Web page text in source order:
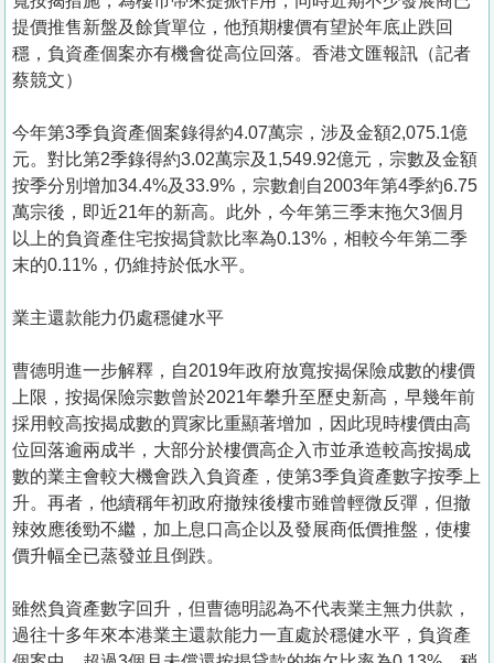
關
於
我
們
提價推售新盤及餘貨單位，他預期樓價有望於年底止跌回
穩，負資產個案亦有機會從高位回落。香港文匯報訊（記者
蔡競文）
今年第3季負資產個案錄得約4.07萬宗，涉及金額2,075.1億
元。對比第2季錄得約3.02萬宗及1,549.92億元，宗數及金額
按季分別增加34.4%及33.9%，宗數創自2003年第4季約6.75
萬宗後，即近21年的新高。此外，今年第三季末拖欠3個月
以上的負資產住宅按揭貸款比率為0.13%，相較今年第二季
末的0.11%，仍維持於低水平。
業主還款能力仍處穩健水平
曹德明進一步解釋，自2019年政府放寬按揭保險成數的樓價
上限，按揭保險宗數曾於2021年攀升至歷史新高，早幾年前
採用較高按揭成數的買家比重顯著增加，因此現時樓價由高
位回落逾兩成半，大部分於樓價高企入市並承造較高按揭成
數的業主會較大機會跌入負資產，使第3季負資產數字按季上
升。再者，他續稱年初政府撤辣後樓市雖曾輕微反彈，但撤
辣效應後勁不繼，加上息口高企以及發展商低價推盤，使樓
價升幅全已蒸發並且倒跌。
雖然負資產數字回升，但曹德明認為不代表業主無力供款，
過往十多年來本港業主還款能力一直處於穩健水平，負資產